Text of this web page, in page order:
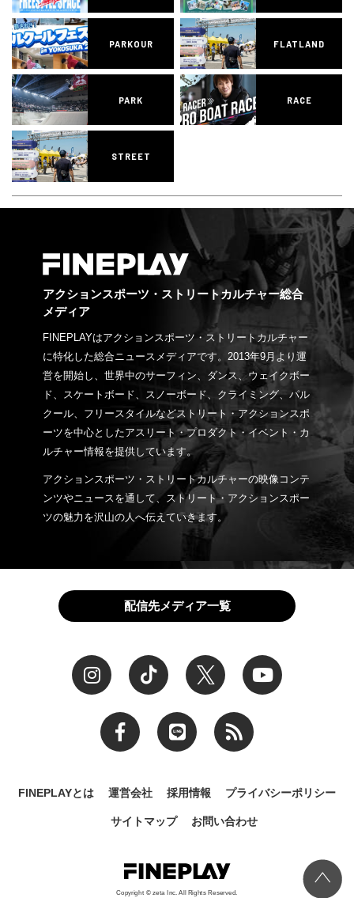
PARKOUR FLATLAND
PARK RACE
STREET
アクションスポーツ・ストリートカルチャー総合
メディア
FINEPLAYはアクションスポーツ・ストリートカルチャー
に特化した総合ニュースメディアです。2013年9月より運
営を開始し、世界中のサーフィン、ダンス、ウェイクボー
ド、スケートボード、スノーボード、クライミング、パル
クール、フリースタイルなどストリート・アクションスポ
ーツを中心としたアスリート・プロダクト・イベント・カ
ルチャー情報を提供しています。
アクションスポーツ・ストリートカルチャーの映像コンテ
ンツやニュースを通して、ストリート・アクションスポー
ツの魅力を沢山の人へ伝えていきます。
配信先メディア一覧
FINEPLAYとは 運営会社 採用情報 プライバシーポリシー
サイトマップ お問い合わせ
Copyright © zeta Inc. All Rights Reserved.